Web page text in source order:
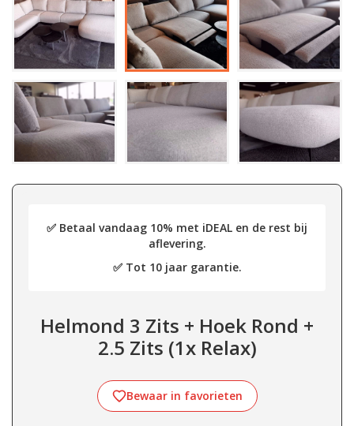
✅ Betaal vandaag 10% met iDEAL en de rest bij
aflevering.
✅ Tot 10 jaar garantie.
Helmond 3 Zits + Hoek Rond +
2.5 Zits (1x Relax)
Bewaar in favorieten